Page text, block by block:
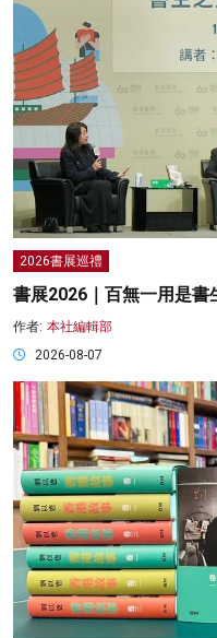
2026書展巡禮
書展2026｜百無一用是書
作者: 本社編輯部
2026-08-07